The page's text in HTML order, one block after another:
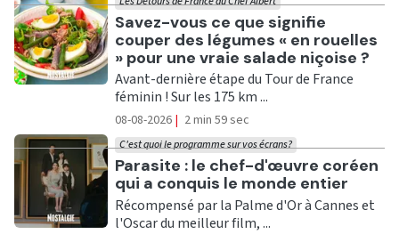
Ecouter
Savez-vous ce que signifie
couper des légumes « en rouelles
» pour une vraie salade niçoise ?
Avant-dernière étape du Tour de France
féminin ! Sur les 175 km ...
08-08-2026 | 2 min 59 sec
Ecouter
Parasite : le chef-d'œuvre coréen
qui a conquis le monde entier
C'est quoi le programme sur vos écrans?
Récompensé par la Palme d'Or à Cannes et
l'Oscar du meilleur film, ...